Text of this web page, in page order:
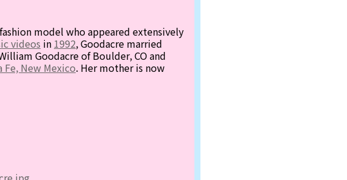
model who appeared extensively
videos in 1992, Goodacre married
Goodacre of Boulder, CO and
Fe, New Mexico. Her mother is now